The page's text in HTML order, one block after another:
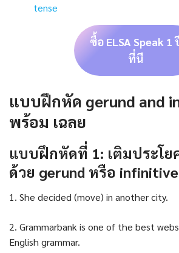
tense
ซื้อ ELSA Speak 1
ที่นี
แบบฝึกหัด gerund and
พร้อม เฉลย
แบบฝึกหัดที่ 1: เติมประโ
ด้วย gerund หรือ infinitive
1. She decided (move) in another city.
2. Grammarbank is one of the best
English grammar.